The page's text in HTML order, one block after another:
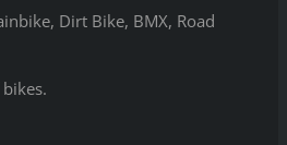
Dirt Bike, BMX, Road